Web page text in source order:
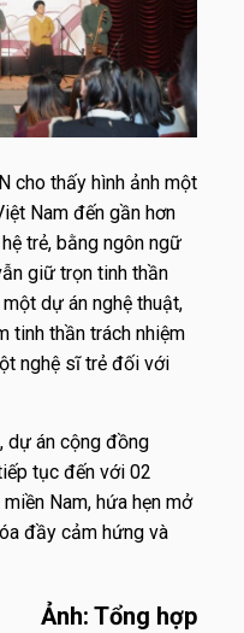
cho thấy hình ảnh một
Nam đến gần hơn
trẻ, bằng ngôn ngữ
giữ trọn tinh thần
dự án nghệ thuật,
tinh thần trách nhiệm
nghệ sĩ trẻ đối với
dự án cộng đồng
tục đến với 02
Nam, hứa hẹn mở
đầy cảm hứng và
Ảnh: Tổng hợp